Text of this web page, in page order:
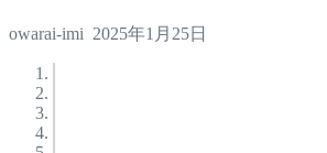
owarai-imi 2025年1月25日